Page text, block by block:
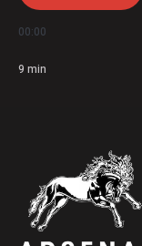
00:00
9 min